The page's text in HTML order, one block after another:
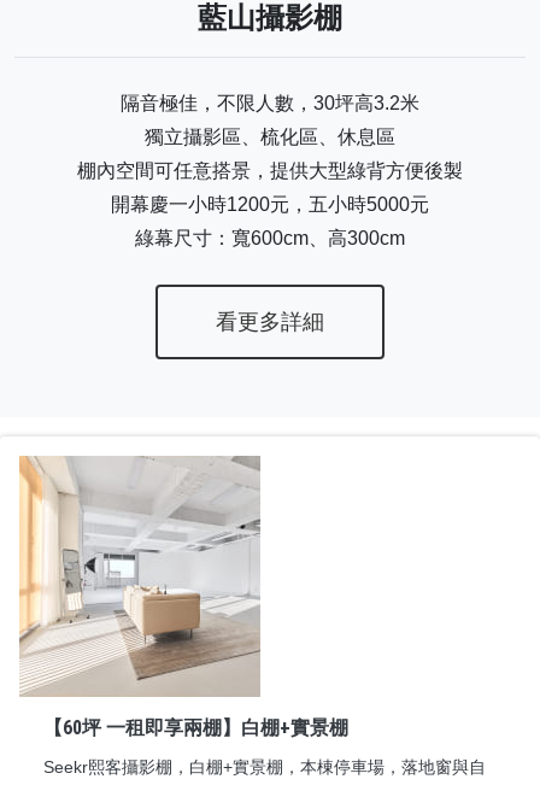
藍山攝影棚
隔音極佳，不限人數，30坪高3.2米
獨立攝影區、梳化區、休息區
棚內空間可任意搭景，提供大型綠背方便後製
開幕慶一小時1200元，五小時5000元
綠幕尺寸：寬600cm、高300cm
看更多詳細
【60坪 一租即享兩棚】白棚+實景棚
Seekr熙客攝影棚，白棚+實景棚，本棟停車場，落地窗與自